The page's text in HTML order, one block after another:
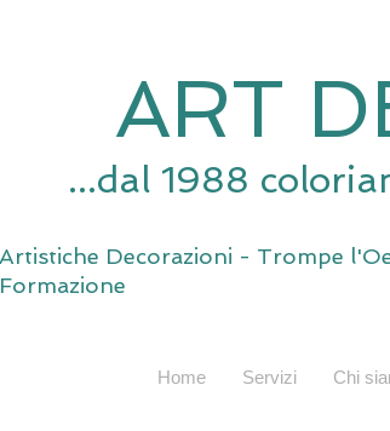
ART
...dal 1988
Artistiche Decorazioni - Trompe
Formazione
Home Servizi Chi